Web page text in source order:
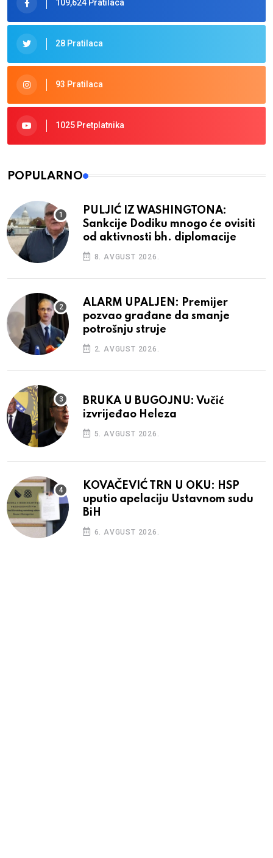
109,624 Pratilaca
28 Pratilaca
93 Pratilaca
1025 Pretplatnika
POPULARNO
PULJIĆ IZ WASHINGTONA:
Sankcije Dodiku mnogo će ovisiti
od aktivnosti bh. diplomacije
8. AVGUST 2026.
ALARM UPALJEN: Premijer
pozvao građane da smanje
potrošnju struje
2. AVGUST 2026.
BRUKA U BUGOJNU: Vučić
izvrijeđao Heleza
5. AVGUST 2026.
KOVAČEVIĆ TRN U OKU: HSP
uputio apelaciju Ustavnom sudu
BiH
6. AVGUST 2026.